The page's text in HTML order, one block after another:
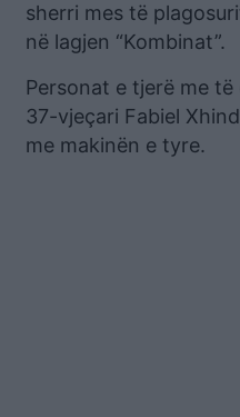
sherri mes të
në lagjen “Kombinat”.
Personat e tjerë me
37-vjeçari Fabiel
me makinën e tyre.